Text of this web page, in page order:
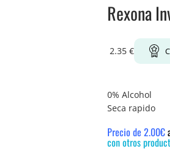
Rexona
2.35 €
0% Alcohol
Seca rapido
Precio de 2.00€
con otros